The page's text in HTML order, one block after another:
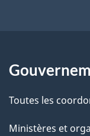
Toutes les
Ministères et